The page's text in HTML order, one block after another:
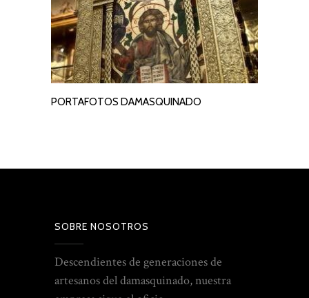
LEER MÁS
PORTAFOTOS DAMASQUINADO
SOBRE NOSOTROS
Descendientes de generaciones de
artesanos del damasquinado, nuestra